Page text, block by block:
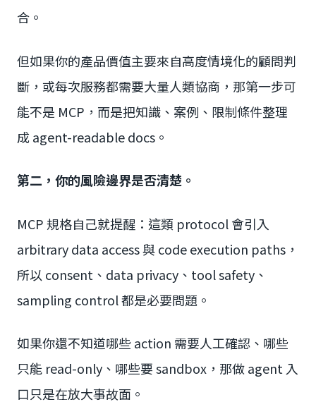
合。
但如果你的產品價值主要來自高度情境化的顧問判
斷，或每次服務都需要大量人類協商，那第一步可
能不是 MCP，而是把知識、案例、限制條件整理
成 agent-readable docs。
第二，你的風險邊界是否清楚。
MCP 規格自己就提醒：這類 protocol 會引入
arbitrary data access 與 code execution paths，
所以 consent、data privacy、tool safety、
sampling control 都是必要問題。
如果你還不知道哪些 action 需要人工確認、哪些
只能 read-only、哪些要 sandbox，那做 agent 入
口只是在放大事故面。